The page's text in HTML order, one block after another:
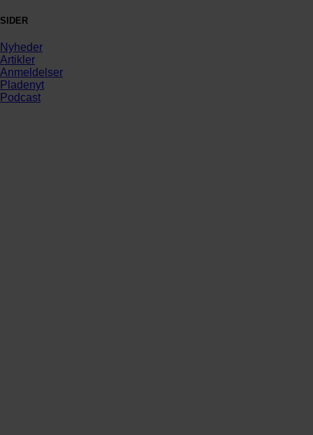
SIDER
Nyheder
Artikler
Anmeldelser
Pladenyt
Podcast